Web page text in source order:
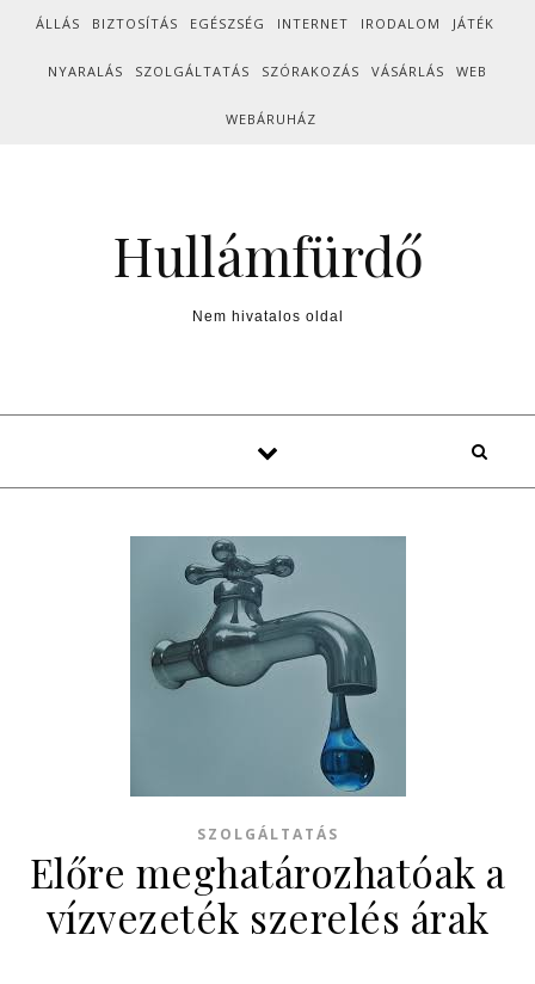
Skip to content
ÁLLÁS BIZTOSÍTÁS EGÉSZSÉG INTERNET IRODALOM JÁTÉK
NYARALÁS SZOLGÁLTATÁS SZÓRAKOZÁS VÁSÁRLÁS WEB
WEBÁRUHÁZ
Hullámfürdő
Nem hivatalos oldal
SZOLGÁLTATÁS
Előre meghatározhatóak a
vízvezeték szerelés árak